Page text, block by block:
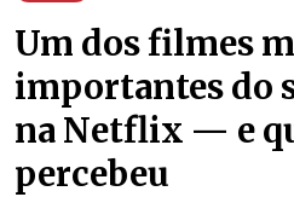
Um dos filmes
importantes do
na Netflix — e
percebeu